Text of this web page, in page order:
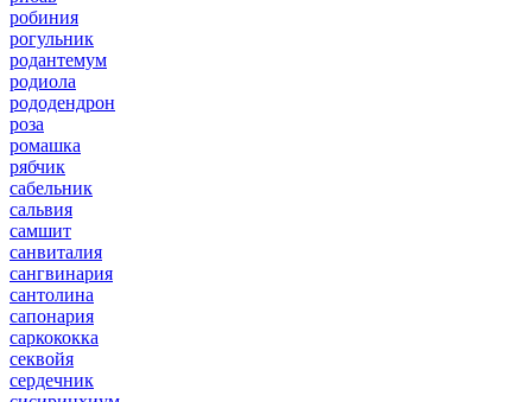
робиния
рогульник
родантемум
родиола
рододендрон
роза
ромашка
рябчик
сабельник
сальвия
самшит
санвиталия
сангвинария
сантолина
сапонария
саркококка
секвойя
сердечник